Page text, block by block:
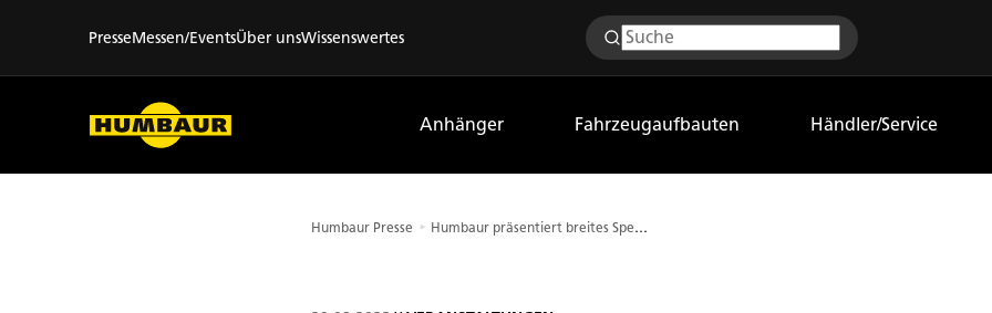
PresseMessen/EventsÜber unsWissenswertes
Anhänger Fahrzeugaufbauten Händler/Service
Humbaur Presse Humbaur präsentiert breites Spektrum auf der NUFAM 23